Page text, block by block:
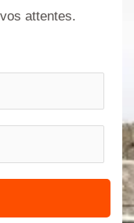
attentes.